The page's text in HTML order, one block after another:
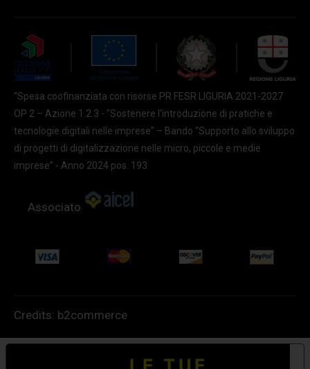
“Spesa coofinanziata con risorse PR FESR LIGURIA 2021-2027
OP 2 – Azione 1.2.3 - "Sostenere l'introduzione di pratiche e
tecnologie digitali nelle imprese” – Bando “Supporto allo sviluppo
di progetti di digitalizzazione nelle micro, piccole e medie
imprese” - Anno 2024 pos. 193
Associato
Credits: b2commerce